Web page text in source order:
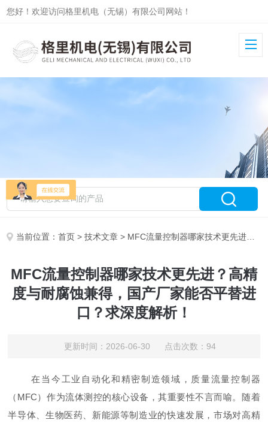
您好！欢迎访问格里机电（无锡）有限公司网站！
当前位置：首页 >技术文章 > MFC流量控制器哪家技术更先进？高精度与耐腐蚀兼得，国产厂家能否平替进口？求深度解析！
MFC流量控制器哪家技术更先进？高精
度与耐腐蚀兼得，国产厂家能否平替进
口？求深度解析！
更新时间：2026-06-30 点击次数：94
在当今工业自动化和精密制造领域，质量流量控制器
（MFC）作为流体测控的核心设备，其重要性不言而喻。随着
半导体、生物医药、新能源等制造业的快速发展，市场对高精